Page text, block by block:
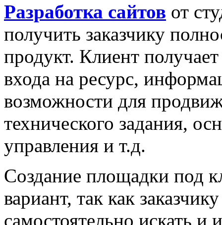
Разработка сайтов от
получить заказчику
продукт. Клиент
входа на ресурс,
возможности для
технического задания,
управления и т.д.
Создание площадки под
вариант, так как
самостоятельно искать и